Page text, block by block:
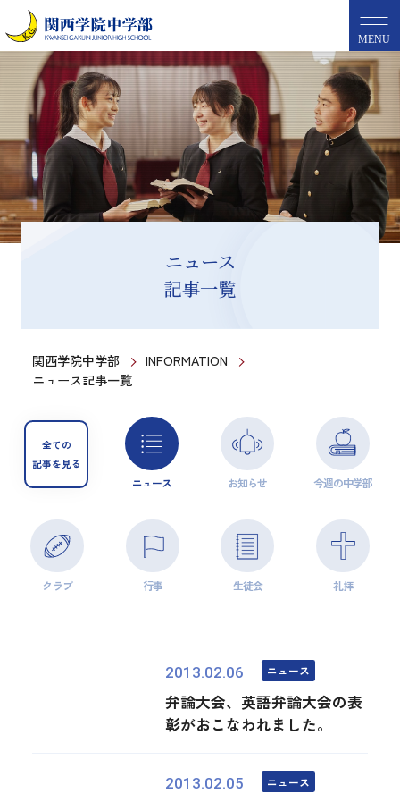
MENU
ニュース
記事一覧
関西学院中学部
INFORMATION
ニュース記事一覧
全ての
記事を見る
ニュース お知らせ 今週の中学部
クラブ 行事 生徒会 礼拝
2013.02.06 ニュース
弁論大会、英語弁論大会の表
彰がおこなわれました。
2013.02.05 ニュース